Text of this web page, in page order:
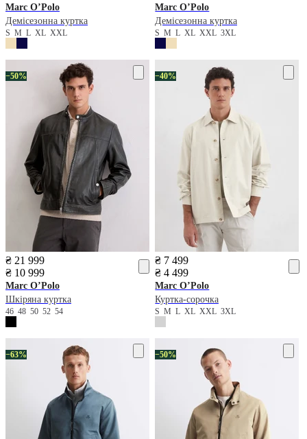
Marc O’Polo
Демісезонна куртка
S M L XL XXL
Marc O’Polo
Демісезонна куртка
SMLXLXXL3XL
−50%
₴ 21 999
₴ 10 999
Marc O’Polo
Шкіряна куртка
46 48 50 52 54
−40%
₴ 7 499
₴ 4 499
Marc O’Polo
Куртка-сорочка
SMLXLXXL3XL
−63% −50%